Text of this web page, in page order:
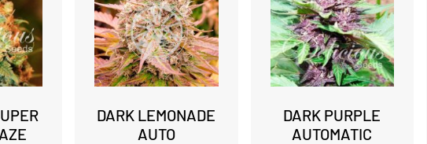
DARK LEMONADE
AUTO
DARK PURPLE
AUTOMATIC